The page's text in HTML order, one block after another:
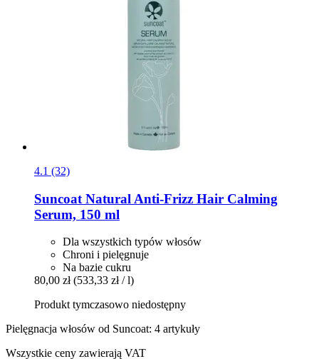
4.1 (32)
Suncoat Natural Anti-​Frizz Hair Calming
Serum, 150 ml
Dla wszystkich typów włosów
Chroni i pielęgnuje
Na bazie cukru
80,00 zł (533,33 zł / l)
Produkt tymczasowo niedostępny
Pielęgnacja włosów od Suncoat: 4 artykuły
Wszystkie ceny zawierają VAT